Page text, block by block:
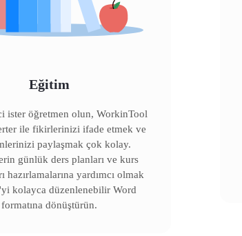
Eğitim
ister öğretmen olun, WorkinTool
ile fikirlerinizi ifade etmek ve
paylaşmak çok kolay.
günlük ders planları ve kurs
hazırlamalarına yardımcı olmak
kolayca düzenlenebilir Word
formatına dönüştürün.